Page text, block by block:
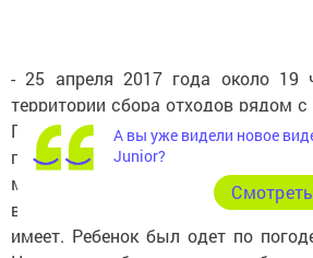
- 25 апреля 2017 года около 19
территории сбора отходов рядом
ГАУЗ «Камский детский
подброшен ребенок женского
месяца. На момент обнаружения
внешне удовлетворительное,
имеет. Ребенок был одет по
А вы уже видели новое
Junior?
Cмотреть